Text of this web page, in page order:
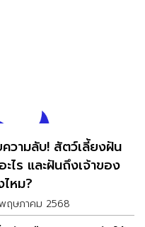
ความลับ! สัตว์เลี้ยงฝัน
ะไร และฝันถึงเจ้าของ
ไหม?
ฤษภาคม 2568